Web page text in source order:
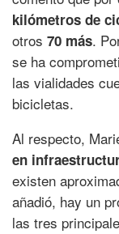
kilómetros de
otros 70 más.
se ha
las vialidades
bicicletas.
Al respecto,
en
existen
añadió, hay un
las tres